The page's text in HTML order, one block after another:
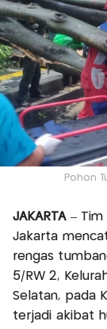
Pohon
JAKARTA– Tim
Jakarta
rengas
5/RW 2,
Selatan, pada
terjadi akibat